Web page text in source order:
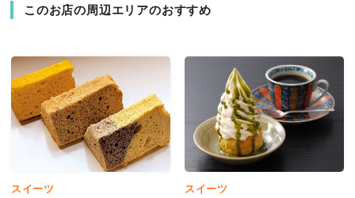
このお店の周辺エリアのおすすめ
スイーツ
スイーツ